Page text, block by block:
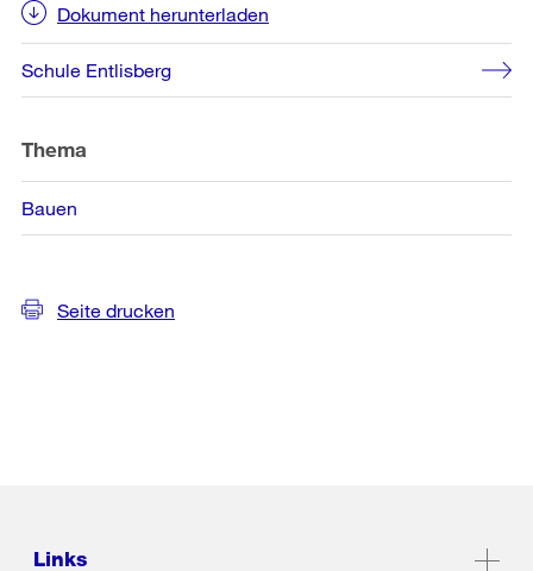
Dokument herunterladen
Schule Entlisberg
Thema
Bauen
Seite drucken
Links